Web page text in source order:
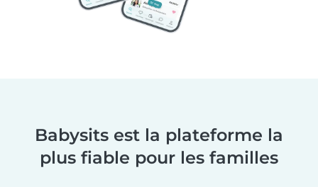
Babysits est la plateforme la
plus fiable pour les familles